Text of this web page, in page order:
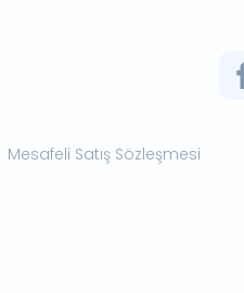
Mesafeli Satış Sözleşmesi